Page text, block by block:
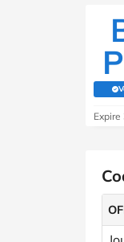
Expire